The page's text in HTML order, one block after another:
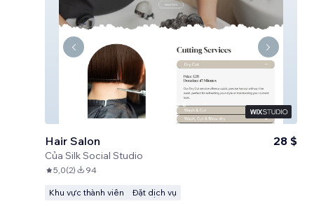
Hair Salon
Của Silk Social Studio
28 $
5,0(2) 94
Khu vực thành viên Đặt dịch vụ